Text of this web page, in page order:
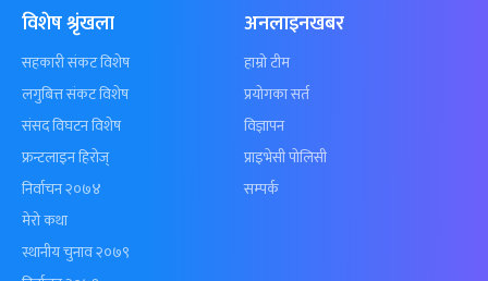
विशेष श्रृंखला
सहकारी संकट विशेष
लगुबित्त संकट विशेष
संसद विघटन विशेष
फ्रन्टलाइन हिरोज्
निर्वाचन २०७४
मेरो कथा
स्थानीय चुनाव २०७९
अनलाइनखबर
हाम्रो टीम
प्रयोगका सर्त
विज्ञापन
प्राइभेसी पोलिसी
सम्पर्क